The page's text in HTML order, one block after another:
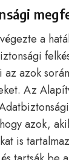
a
az azok
Az
azok,
is